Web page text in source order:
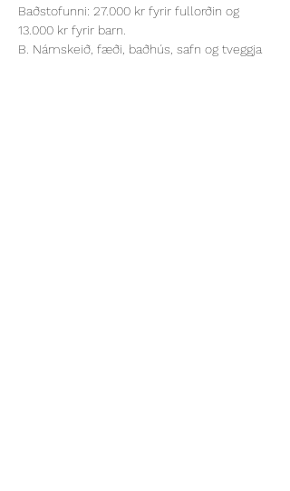
Baðstofunni: 27.000 kr fyrir fullorðin og
13.000 kr fyrir barn.
B. Námskeið, fæði, baðhús, safn og tveggja